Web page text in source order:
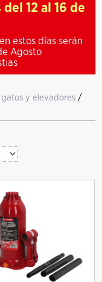
12 al 16 de
estos días serán
Agosto
gatos y elevadores /